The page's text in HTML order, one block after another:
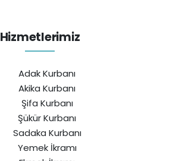
Hizmetlerimiz
Adak Kurbanı
Akika Kurbanı
Şifa Kurbanı
Şükür Kurbanı
Sadaka Kurbanı
Yemek İkramı